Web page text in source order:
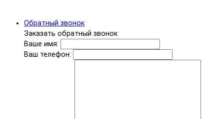
Обратный звонок
Заказать обратный звонок
Ваше имя:
Ваш телефон: